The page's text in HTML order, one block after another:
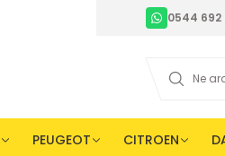
0544 692
PEUGEOT CITROEN